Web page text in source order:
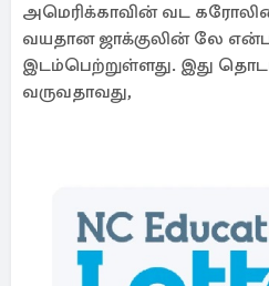
அமெரிக்காவின் வட
வயதான ஜாக்குலின் லே
இடம்பெற்றுள்ளது. இது
வருவதாவது,